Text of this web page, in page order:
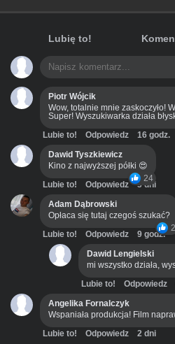
Lubię to!
Piotr Wójcik
Wow, totalnie mnie zaskoczyło!
Super! Wyszukiwarka działa
Lubie to! Odpowiedz
16 godz.
Dawid Tyszkiewicz
Kino z najwyższej półki 😍
24
Lubie to! Odpowiedz
3 dni
Adam Dąbrowski
Opłaca się tutaj czegoś szukać?
2
Lubie to! Odpowiedz
9 godz.
Dawid Lengielski
mi wszystko działa,
Lubie to! Odpowiedz
Angelika Fornalczyk
Wspaniała produkcja! Film
Lubie to! Odpowiedz 2 dni